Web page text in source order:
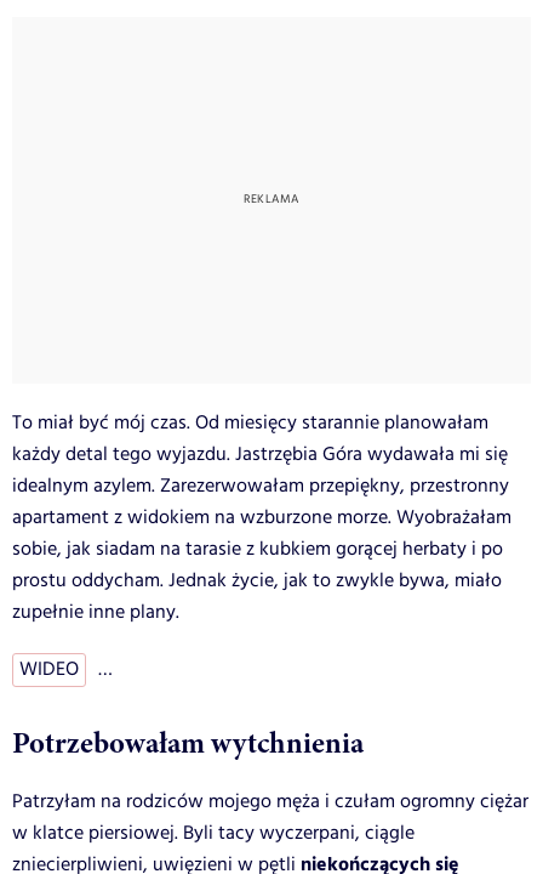
To miał być mój czas. Od miesięcy starannie planowałam
każdy detal tego wyjazdu. Jastrzębia Góra wydawała mi się
idealnym azylem. Zarezerwowałam przepiękny, przestronny
apartament z widokiem na wzburzone morze. Wyobrażałam
sobie, jak siadam na tarasie z kubkiem gorącej herbaty i po
prostu oddycham. Jednak życie, jak to zwykle bywa, miało
zupełnie inne plany.
WIDEO …
Potrzebowałam wytchnienia
Patrzyłam na rodziców mojego męża i czułam ogromny ciężar
w klatce piersiowej. Byli tacy wyczerpani, ciągle
zniecierpliwieni, uwięzieni w pętli niekończących się